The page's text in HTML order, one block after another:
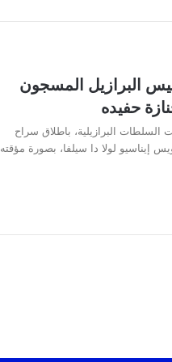
البرازيل المسجون
حفيده
البرازيلية، باطلاق سراح
إيناسيو لولا دا سيلفا، بصورة مؤقته